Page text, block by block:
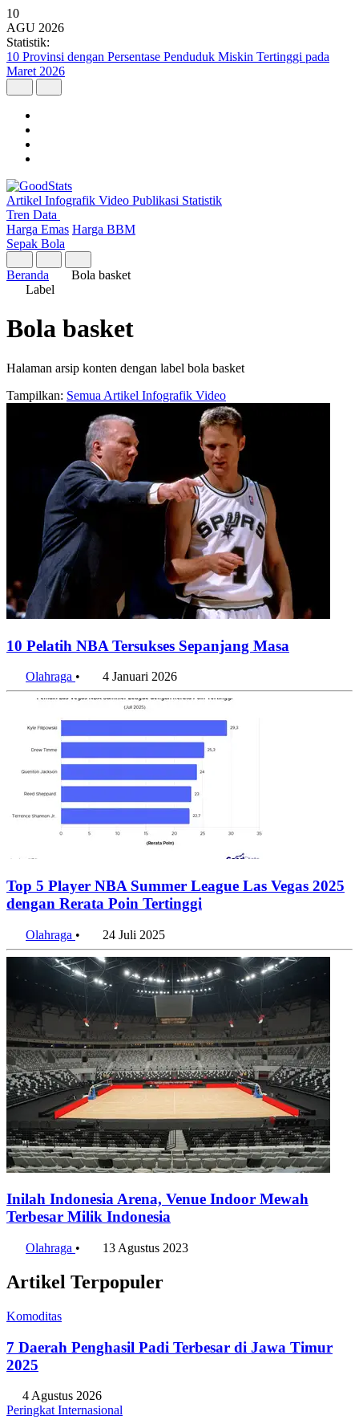
10
AGU 2026
Statistik:
10 Provinsi dengan Persentase Penduduk Miskin Tertinggi pada
Maret 2026
Artikel Infografik Video Publikasi Statistik
Tren Data
Harga Emas Harga BBM
Sepak Bola
Beranda
Bola basket
Label
Bola basket
Halaman arsip konten dengan label bola basket
Tampilkan: Semua Artikel Infografik Video
10 Pelatih NBA Tersukses Sepanjang Masa
Olahraga • 4 Januari 2026
Top 5 Player NBA Summer League Las Vegas 2025
dengan Rerata Poin Tertinggi
Olahraga • 24 Juli 2025
Inilah Indonesia Arena, Venue Indoor Mewah
Terbesar Milik Indonesia
Olahraga • 13 Agustus 2023
Artikel Terpopuler
Komoditas
7 Daerah Penghasil Padi Terbesar di Jawa Timur
2025
4 Agustus 2026
Peringkat Internasional